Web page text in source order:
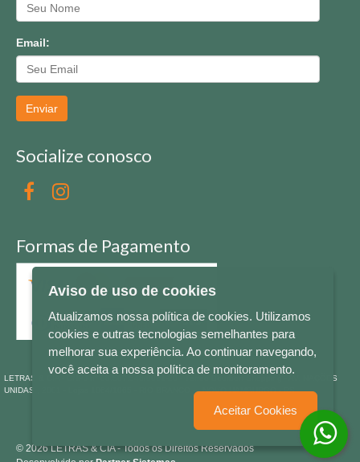
Email:
Enviar
Socialize conosco
Formas de Pagamento
LETRAS & CIA - CNPJ n° 88.587.548/0001-20 - Térreo Bourbon Shopping - AV. NAÇÕES
UNIDAS , 2001 - Lojas 1064/1065 - RIO BRANCO - - NOVO HAMBURGO - RS
© 2026 LETRAS & CIA - Todos os Direitos Reservados
Aviso de uso de cookies
Atualizamos nossa política de cookies. Utilizamos
cookies e outras tecnologias semelhantes para
melhorar sua experiência. Ao continuar navegando,
você aceita a nossa política de monitoramento.
Aceitar Cookies